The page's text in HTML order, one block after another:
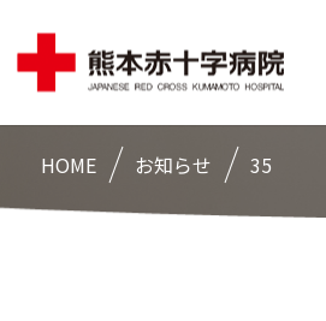
HOME お知らせ 35